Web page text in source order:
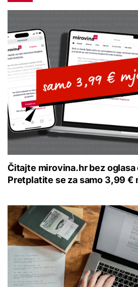
Čitajte mirovina.hr bez
Pretplatite se za samo 3,99 €